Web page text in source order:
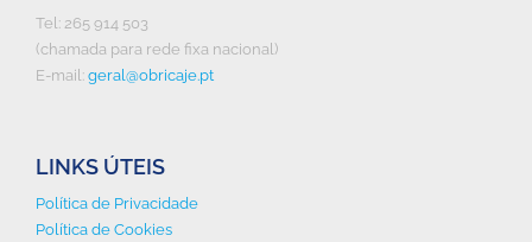
Tel: 265 914 503
(chamada para rede fixa nacional)
E-mail: geral@obricaje.pt
LINKS ÚTEIS
Política de Privacidade
Política de Cookies